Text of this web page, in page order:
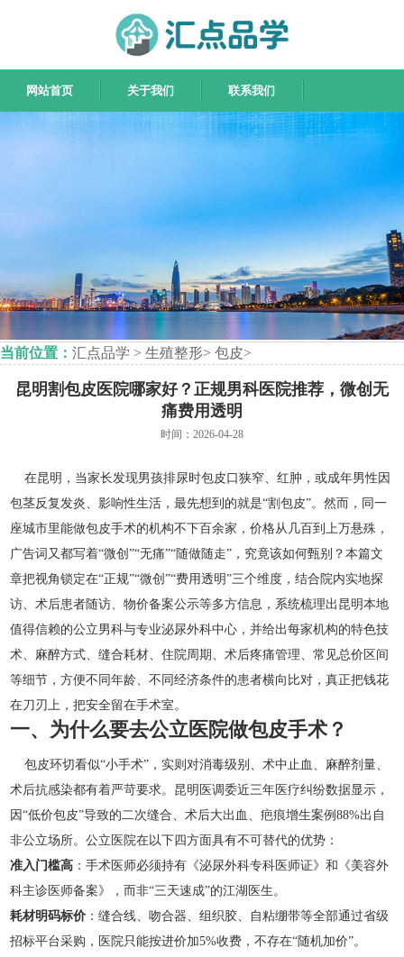
网站首页 关于我们 联系我们
当前位置： 汇点品学 > 生殖整形> 包皮>
昆明割包皮医院哪家好？正规男科医院推荐，微创无
痛费用透明
时间：2026-04-28
在昆明，当家长发现男孩排尿时包皮口狭窄、红肿，或成年男性因
包茎反复发炎、影响性生活，最先想到的就是“割包皮”。然而，同一
座城市里能做包皮手术的机构不下百余家，价格从几百到上万悬殊，
广告词又都写着“微创”“无痛”“随做随走”，究竟该如何甄别？本篇文
章把视角锁定在“正规”“微创”“费用透明”三个维度，结合院内实地探
访、术后患者随访、物价备案公示等多方信息，系统梳理出昆明本地
值得信赖的公立男科与专业泌尿外科中心，并给出每家机构的特色技
术、麻醉方式、缝合耗材、住院周期、术后疼痛管理、常见总价区间
等细节，方便不同年龄、不同经济条件的患者横向比对，真正把钱花
在刀刃上，把安全留在手术室。
一、为什么要去公立医院做包皮手术？
包皮环切看似“小手术”，实则对消毒级别、术中止血、麻醉剂量、
术后抗感染都有着严苛要求。昆明医调委近三年医疗纠纷数据显示，
因“低价包皮”导致的二次缝合、术后大出血、疤痕增生案例88%出自
非公立场所。公立医院在以下四方面具有不可替代的优势：
准入门槛高 ：手术医师必须持有《泌尿外科专科医师证》和《美容外
科主诊医师备案》，而非“三天速成”的江湖医生。
耗材明码标价：缝合线、吻合器、组织胶、自粘绷带等全部通过省级
招标平台采购，医院只能按进价加5%收费，不存在“随机加价”。